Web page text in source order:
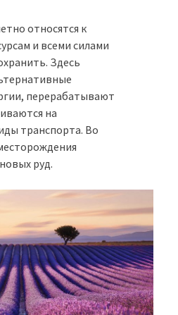
относятся к
и всеми силами
Здесь
перерабатывают
на
транспорта. Во
руд.